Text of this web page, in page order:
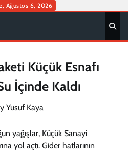
Ağustos 6, 2026
Küçük Esnafı
İçinde Kaldı
Yusuf Kaya
yağışlar, Küçük Sanayi
yol açtı. Gider hatlarının